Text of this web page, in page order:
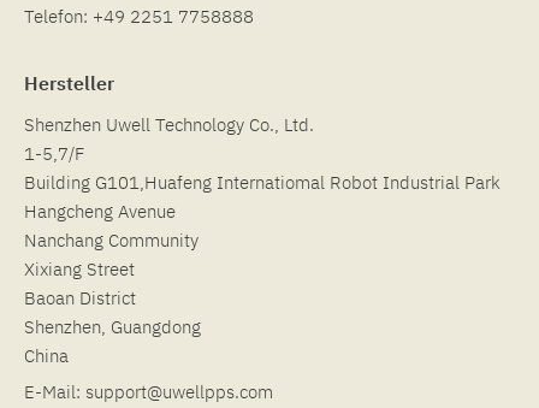
Telefon: +49 2251 7758888
Hersteller
Shenzhen Uwell Technology Co., Ltd.
1-5,7/F
Building G101,Huafeng Internatiomal Robot Industrial Park
Hangcheng Avenue
Nanchang Community
Xixiang Street
Baoan District
Shenzhen, Guangdong
China
E-Mail: support@uwellpps.com